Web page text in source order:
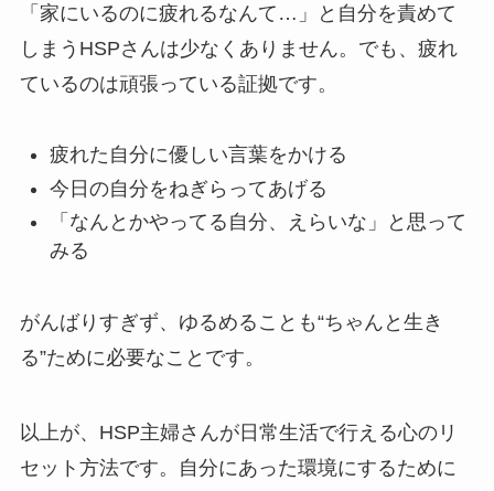
「家にいるのに疲れるなんて…」と自分を責めて
しまうHSPさんは少なくありません。でも、疲れ
ているのは頑張っている証拠です。
疲れた自分に優しい言葉をかける
今日の自分をねぎらってあげる
「なんとかやってる自分、えらいな」と思って
みる
がんばりすぎず、ゆるめることも“ちゃんと生き
る”ために必要なことです。
以上が、HSP主婦さんが日常生活で行える心のリ
セット方法です。自分にあった環境にするために